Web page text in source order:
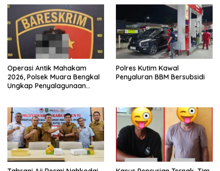
Operasi Antik Mahakam
2026, Polsek Muara Bengkal
Ungkap Penyalagunaan
Polres Kutim Kawal
Penyaluran BBM Bersubsidi